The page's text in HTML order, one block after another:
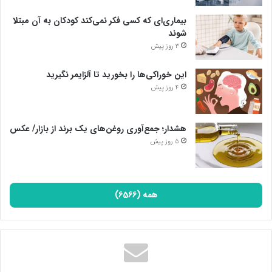
حضور حجاج در سرزمین منا
دومین و سومین روز حضور در سرزمین منا (یازدهم و دوازدهم
ذی‌الحجه) هم زائران به انجام رمی جمرات پرداخته و از شب گذشته منا
را ترک کردند. به گفته رئیس سازمان حج و زیارت کشورمان، شب
گذشته همه حجاج ایرانی منا را ترک کردند و در مکه مکرمه مستقر
شدند تا سایر اعمال حج تمتع همچون طواف و نماز نساء را به جا
آورند. (اعمال ۱۳ گانه حج تمتع)
بیماری‌ای که کسی فکر نمی‌کند کودکان به آن مبتلا
شوند
3 روز پیش
این خوراکی‌ها را بخورید تا آلزایمر نگیرید
4 روز پیش
هشدار؛ جمع‌آوری روغن‌های یک برند از بازار/ عکس
5 روز پیش
همه (6566)